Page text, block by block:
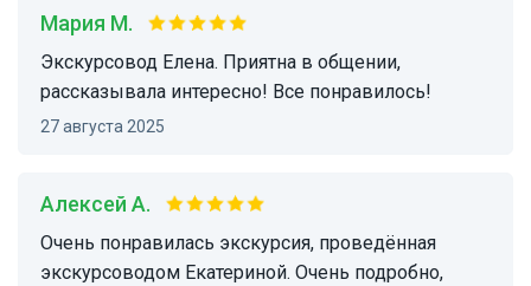
Мария М.
Экскурсовод Елена. Приятна в общении,
рассказывала интересно! Все понравилось!
27 августа 2025
Алексей А.
Очень понравилась экскурсия, проведённая
экскурсоводом Екатериной. Очень подробно,